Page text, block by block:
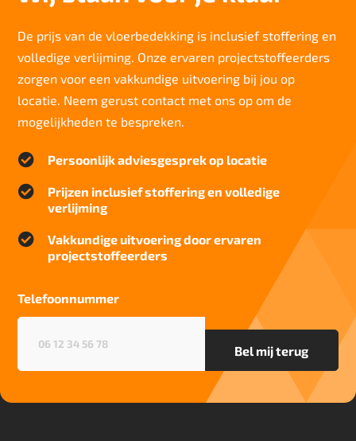
>6
Slijtvastheid NF EN 1307
klasse 33 LC 1+ Rolstoel A
Geluidsisolatie
23 dB
Cfl-S1
Kwaliteitslabel GUT
OC5650AF
Particulier gebruik
zwaar
zwaar
De prijs van de vloerbedekking is inclusief stoffering en
volledige verlijming. Onze ervaren projectstoffeerders
zorgen voor een vakkundige uitvoering bij jou op
locatie. Neem gerust contact met ons op om de
mogelijkheden te bespreken.
 Persoonlijk adviesgesprek op locatie

Prijzen inclusief stoffering en volledige
verlijming

Vakkundige uitvoering door ervaren
projectstoffeerders
Telefoonnummer